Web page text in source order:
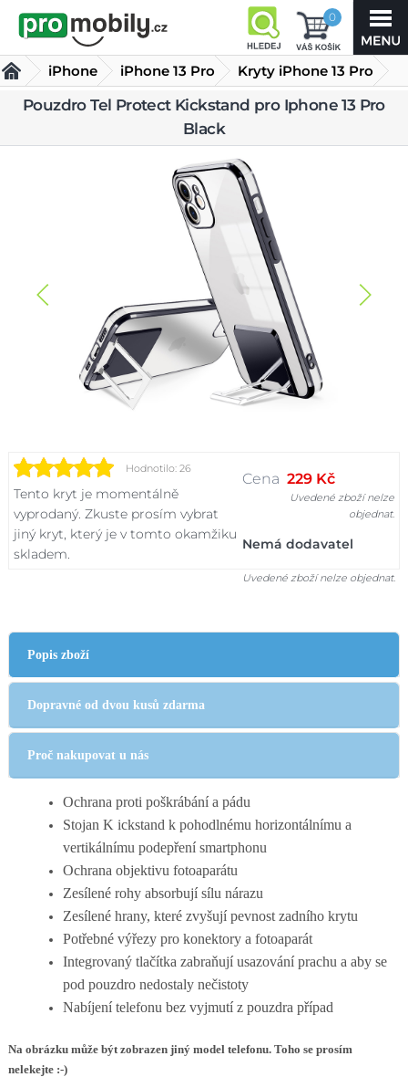
0
iPhone iPhone 13 Pro Kryty iPhone 13 Pro
Pouzdro Tel Protect Kickstand pro Iphone 13 Pro Black
Pouzdro Tel Protect Kickstand pro Iphone 13 Pro
Black
Hodnotilo: 26
Tento kryt je momentálně
vyprodaný. Zkuste prosím vybrat
jiný kryt, který je v tomto okamžiku
skladem.
Cena 229 Kč
Uvedené zboží nelze
objednat.
Nemá dodavatel
Uvedené zboží nelze objednat.
Popis zboží
Dopravné od dvou kusů zdarma
Proč nakupovat u nás
Ochrana proti poškrábání a pádu
Stojan K ickstand k pohodlnému horizontálnímu a
vertikálnímu podepření smartphonu
Ochrana objektivu fotoaparátu
Zesílené rohy absorbují sílu nárazu
Zesílené hrany, které zvyšují pevnost zadního krytu
Potřebné výřezy pro konektory a fotoaparát
Integrovanýtlačítka zabraňují usazování prachu a aby se
pod pouzdro nedostaly nečistoty
Nabíjení telefonu bez vyjmutí z pouzdra případ
Na obrázku může být zobrazen jiný model telefonu. Toho se prosím
nelekejte :-)